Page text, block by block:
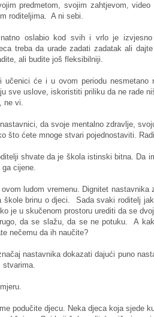
predmetom, svojim zahtjevom,
roditeljima. A ni sebi.
oslabio kod svih i vrlo je
treba da urade zadati zadatak ali
ali budite još fleksibilniji.
učenici će i u ovom periodu
sve uslove, iskoristiti priliku da ne rade
ne vi.
da svoje mentalno zdravlje,
što ćete mnoge stvari pojednostaviti.
shvate da je škola istinski bitna. Da
cijene.
ludom vremenu. Dignitet
škole brinu o djeci. Sada svaki roditelj
je u skučenom prostoru urediti da se
da se slažu, da se ne potuku. A
nečemu da ih naučite?
nastavnika dokazati dajući puno
stvarima.
podučite djecu. Neka djeca koja sjede